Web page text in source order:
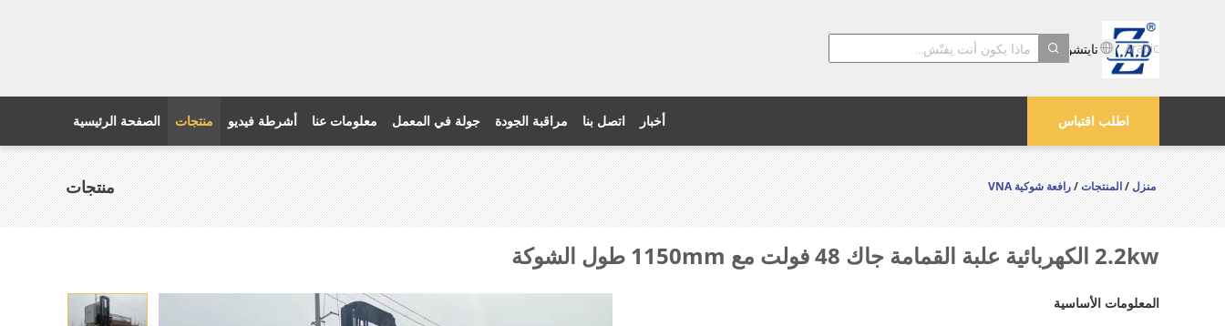
تايتشو Kayond الماكينات والشركة المحدودة
Arabic
اطلب اقتباس الصفحة الرئيسية منتجات أشرطة فيديو معلومات عنا جولة في المعمل مراقبة الجودة اتصل بنا أخبار
منتجات منزل/المنتجات/رافعة شوكية VNA
2.2kw الكهربائية علبة القمامة جاك 48 فولت مع 1150mm طول الشوكة
المعلومات الأساسية